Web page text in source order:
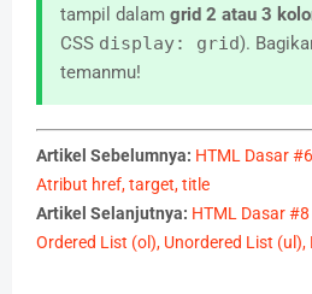
tampil dalam grid 2 atau 3
CSS display: grid).
temanmu!
Artikel Sebelumnya: HTML Dasar
Atribut href, target, title
Artikel Selanjutnya: HTML Dasar
Ordered List (ol), Unordered List (ul),